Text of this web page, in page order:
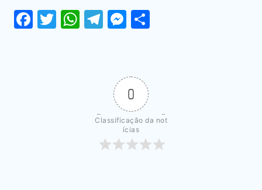
Facebook
Twitter
WhatsApp
Telegram
Messenger
0
Classificação da not
ícias